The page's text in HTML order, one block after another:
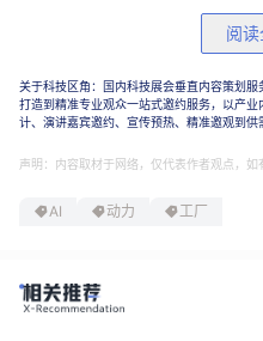
台湾地区顶尖服务器制造商
造基于 Vera Rubin 的系统
能世界。
Vera Rubin 提供了 NVIDIA
作负载的巨型 AI 超级计
Spectrum™-6 SPX 以太网
阅
关于科技区角：国内科技展会垂直内容策划
打造到精准专业观众一站式邀约服务，以产
计、演讲嘉宾邀约、宣传预热、精准邀观到供
声明：内容取材于网络，仅代表作者观点，如
AI 动力 工厂